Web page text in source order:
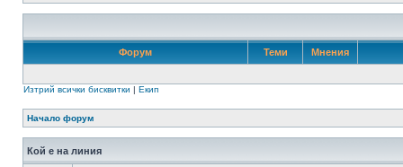
Форум Теми Мнения
Изтрий всички бисквитки | Екип
Начало форум
Кой е на линия